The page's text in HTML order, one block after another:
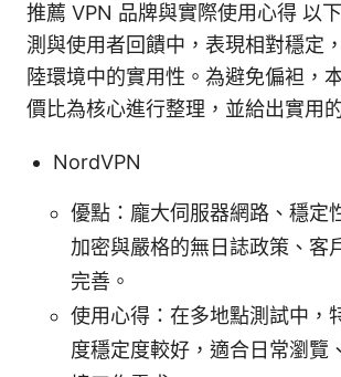
推薦 VPN 品牌與實際使用心得 以
測與使用者回饋中，表現相對穩定
陸環境中的實用性。為避免偏袒，
價比為核心進行整理，並給出實用
NordVPN
優點：龐大伺服器網路、穩定
加密與嚴格的無日誌政策、客
完善。
使用心得：在多地點測試中，
度穩定度較好，適合日常瀏覽